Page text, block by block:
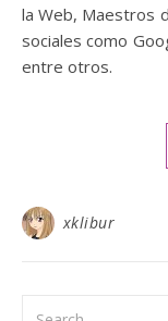
la Web, Maestros
sociales como
entre otros.
xklibur